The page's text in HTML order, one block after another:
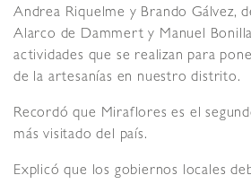
Andrea Riquelme y Brando Gálvez,
Alarco de Dammert y Manuel
actividades que se realizan para
de la artesanías en nuestro distrito.
Recordó que Miraflores es el
más visitado del país.
Explicó que los gobiernos locales